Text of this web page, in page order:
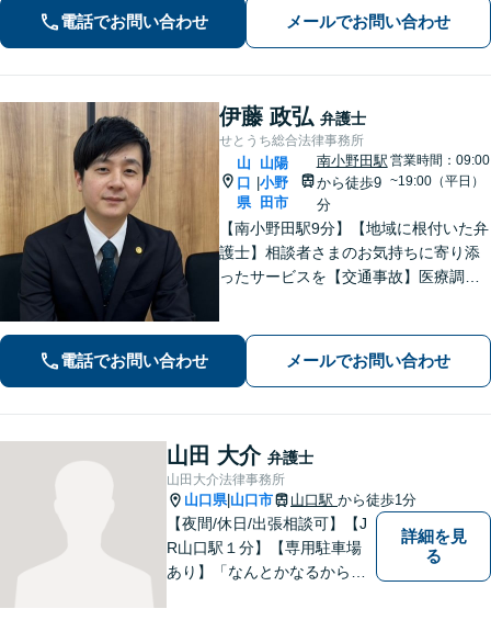
続・遺言に強い】不動産の売却や相続
税対策なども親身に対応◎
電話でお問い合わせ メールでお問い合わせ
伊藤 政弘 弁護士
せとうち総合法律事務所
山
口
県
山陽
小野
田市
南小野田駅
から徒歩9
分
営業時間：09:00
~19:00（平日）
【南小野田駅9分】【地域に根付いた弁
護士】相談者さまのお気持ちに寄り添
ったサービスを【交通事故】医療調査
実調査と判例をリサーチし、不公平感
のない相続を実現【WEB面談】
電話でお問い合わせ メールでお問い合わせ
山田 大介 弁護士
山田大介法律事務所
山口県| 山口市 山口駅 から徒歩1分
【夜間/休日/出張相談可】【J
R山口駅１分】【専用駐車場
あり】「なんとかなるから大
詳細を見
る